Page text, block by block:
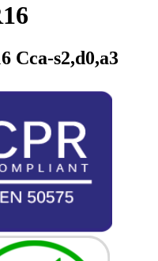
Cca-s2,d0,a3